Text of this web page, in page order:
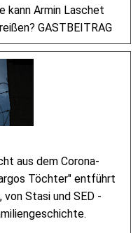
kann Armin Laschet
GASTBEITRAG
aus dem Corona-
Töchter" entführt
Stasi und SED -